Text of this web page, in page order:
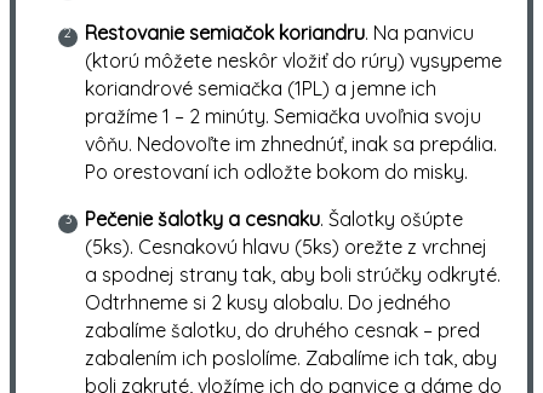
Restovanie semiačok koriandru. Na panvicu
(ktorú môžete neskôr vložiť do rúry) vysypeme
koriandrové semiačka (1PL) a jemne ich
pražíme 1 – 2 minúty. Semiačka uvoľnia svoju
vôňu. Nedovoľte im zhnednúť, inak sa prepália.
Po orestovaní ich odložte bokom do misky.
Pečenie šalotky a cesnaku. Šalotky ošúpte
(5ks). Cesnakovú hlavu (5ks) orežte z vrchnej
a spodnej strany tak, aby boli strúčky odkryté.
Odtrhneme si 2 kusy alobalu. Do jedného
zabalíme šalotku, do druhého cesnak – pred
zabalením ich poslolíme. Zabalíme ich tak, aby
boli zakryté, vložíme ich do panvice a dáme do